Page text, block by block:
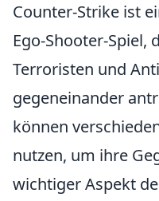
Counter-Strike ist
Ego-Shooter-Spiel,
Terroristen und
gegeneinander
können
nutzen, um ihre
wichtiger Aspekt